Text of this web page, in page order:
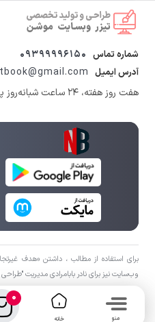
منو خانه
0
شماره تماس 09399996150
آدرس ایمیل
هفت روز هفته، ۲۴ ساعت شبانه‌روز پاسخگوی شما هستیم.
برای استفاده از مطالب ، داشتن «هدف
وب‌سايت نیز برای نادر بابامرادی مدیریت